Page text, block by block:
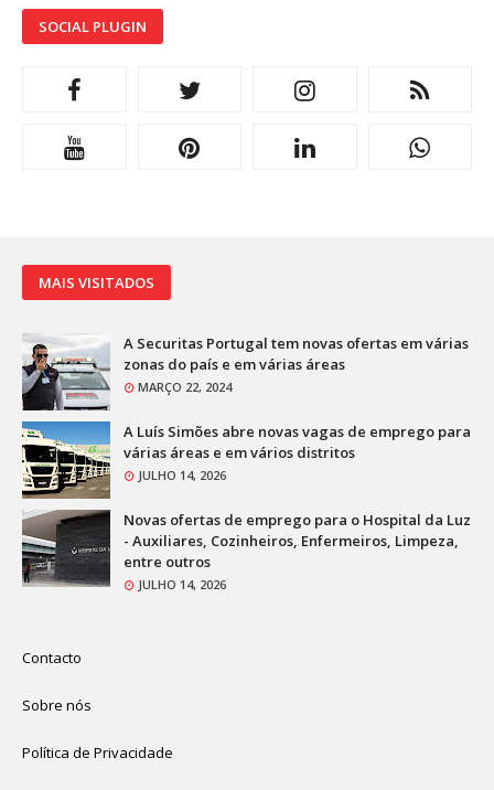
SOCIAL PLUGIN
MAIS VISITADOS
A Securitas Portugal tem novas ofertas em várias
zonas do país e em várias áreas
MARÇO 22, 2024
A Luís Simões abre novas vagas de emprego para
várias áreas e em vários distritos
JULHO 14, 2026
Novas ofertas de emprego para o Hospital da Luz
- Auxiliares, Cozinheiros, Enfermeiros, Limpeza,
entre outros
JULHO 14, 2026
Contacto
Sobre nós
Política de Privacidade